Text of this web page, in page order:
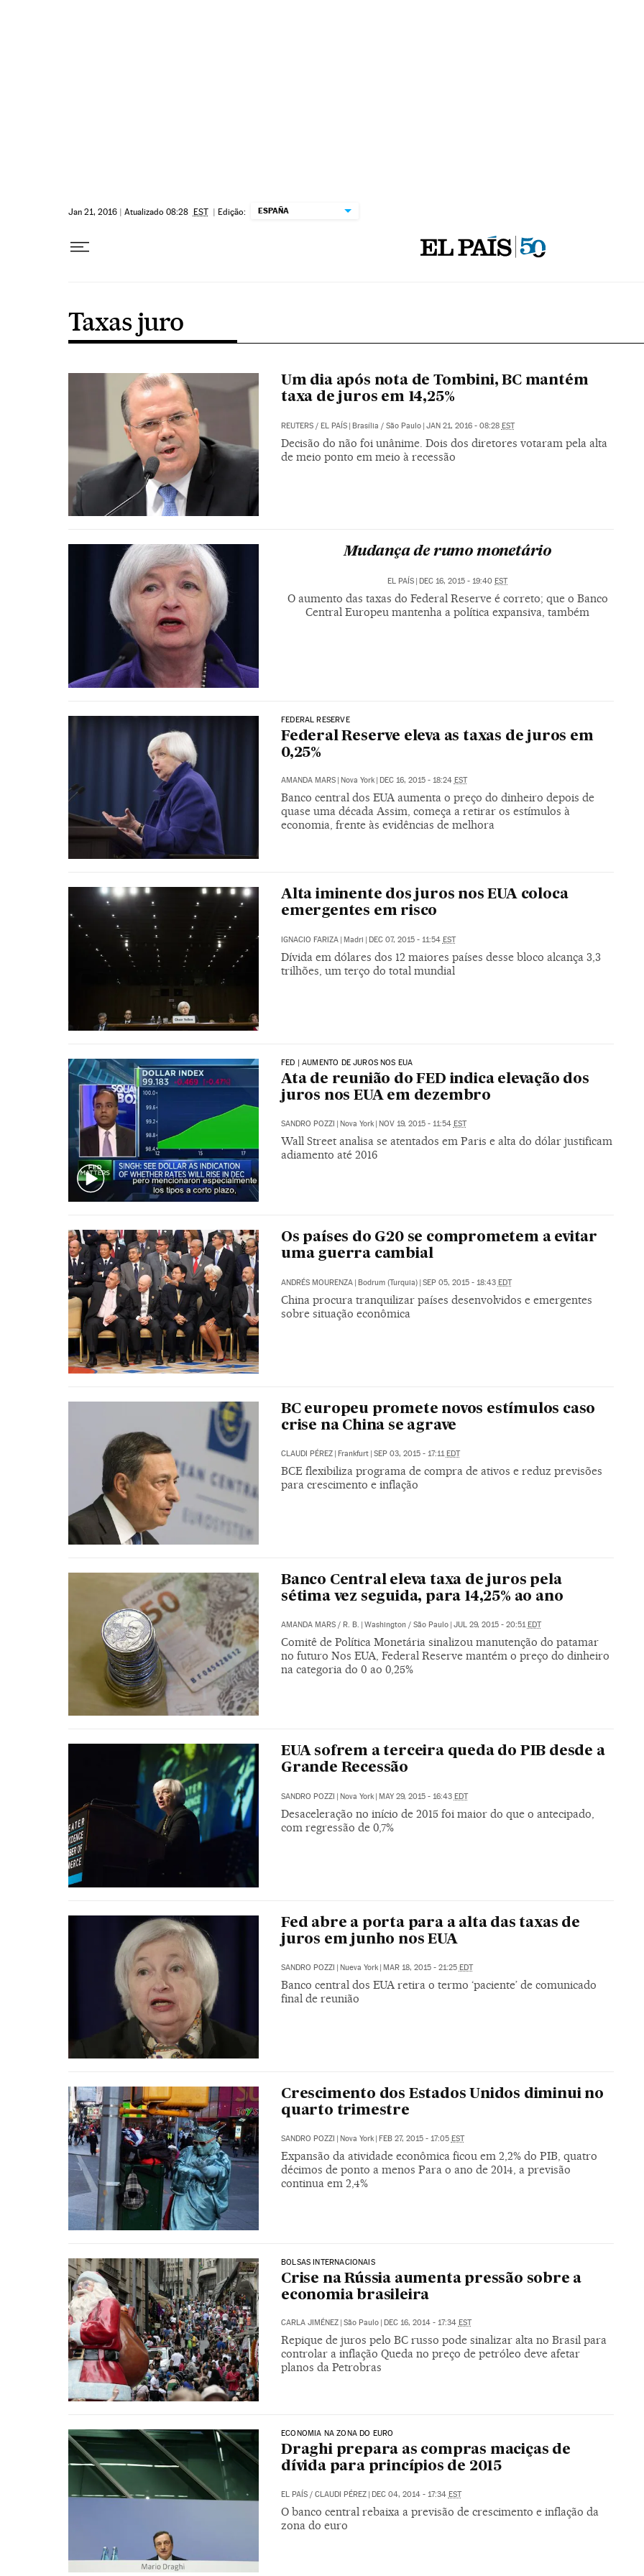
Jan 21, 2016 | Atualizado 08:28 EST | Edição: ESPAÑA
Taxas juro
Um dia após nota de Tombini, BC mantém
taxa de juros em 14,25%
REUTERS/ EL PAÍS | Brasília / São Paulo | JAN 21, 2016 - 08:28 EST
Decisão do não foi unânime. Dois dos diretores votaram pela alta
de meio ponto em meio à recessão
Mudança de rumo monetário
EL PAÍS DEC 16, 2015 - 19:40 EST
O aumento das taxas do Federal Reserve é correto; que o Banco
Central Europeu mantenha a política expansiva, também
FEDERAL RESERVE
Federal Reserve eleva as taxas de juros em
0,25%
AMANDA MARS | Nova York | DEC 16, 2015 - 18:24 EST
Banco central dos EUA aumenta o preço do dinheiro depois de
quase uma década Assim, começa a retirar os estímulos à
economia, frente às evidências de melhora
Alta iminente dos juros nos EUA coloca
emergentes em risco
IGNACIO FARIZA | Madri | DEC 07, 2015 - 11:54 EST
Dívida em dólares dos 12 maiores países desse bloco alcança 3,3
trilhões, um terço do total mundial
FED | AUMENTO DE JUROS NOS EUA
Ata de reunião do FED indica elevação dos
juros nos EUA em dezembro
SANDRO POZZI | Nova York | NOV 19, 2015 - 11:54 EST
Wall Street analisa se atentados em Paris e alta do dólar justificam
adiamento até 2016
Os países do G20 se comprometem a evitar
uma guerra cambial
ANDRÉS MOURENZA | Bodrum (Turquia) | SEP 05, 2015 - 18:43 EDT
China procura tranquilizar países desenvolvidos e emergentes
sobre situação econômica
BC europeu promete novos estímulos caso
crise na China se agrave
CLAUDI PÉREZ Frankfurt SEP 03, 2015 - 17:11 EDT
BCE flexibiliza programa de compra de ativos e reduz previsões
para crescimento e inflação
Banco Central eleva taxa de juros pela
sétima vez seguida, para 14,25% ao ano
AMANDA MARS/ R. B. | Washington / São Paulo | JUL 29, 2015 - 20:51EDT
Comitê de Política Monetária sinalizou manutenção do patamar
no futuro Nos EUA, Federal Reserve mantém o preço do dinheiro
na categoria do 0 ao 0,25%
EUA sofrem a terceira queda do PIB desde a
Grande Recessão
SANDRO POZZI | Nova York | MAY 29, 2015 - 16:43 EDT
Desaceleração no início de 2015 foi maior do que o antecipado,
com regressão de 0,7%
Fed abre a porta para a alta das taxas de
juros em junho nos EUA
SANDRO POZZI Nueva York MAR 18, 2015 - 21:25 EDT
Banco central dos EUA retira o termo ‘paciente’ de comunicado
final de reunião
Crescimento dos Estados Unidos diminui no
quarto trimestre
SANDRO POZZI | Nova York | FEB 27, 2015 - 17:05 EST
Expansão da atividade econômica ficou em 2,2% do PIB, quatro
décimos de ponto a menos Para o ano de 2014, a previsão
continua em 2,4%
BOLSAS INTERNACIONAIS
Crise na Rússia aumenta pressão sobre a
economia brasileira
CARLA JIMÉNEZ | São Paulo | DEC 16, 2014 - 17:34 EST
Repique de juros pelo BC russo pode sinalizar alta no Brasil para
controlar a inflação Queda no preço de petróleo deve afetar
planos da Petrobras
ECONOMIA NA ZONA DO EURO
Draghi prepara as compras maciças de
dívida para princípios de 2015
EL PAÍS/ CLAUDI PÉREZ | DEC 04, 2014 - 17:34 EST
O banco central rebaixa a previsão de crescimento e inflação da
zona do euro